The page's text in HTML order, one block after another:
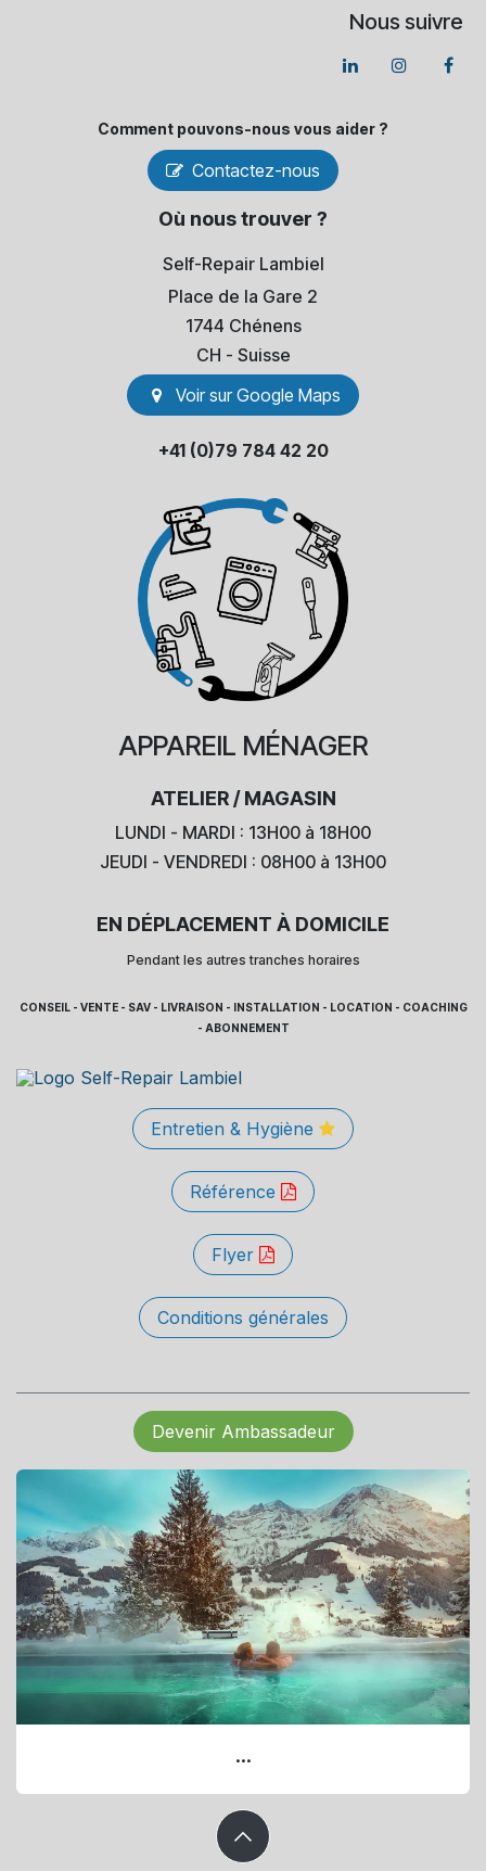
Nous suivre
Comment pouvons-​nous vous aider ?
Contactez-nous
Où nous trouver ?
Self-Repair Lambiel
Place de la Gare 2
1744 Chénens
​CH - Suisse
Voir sur Go​​ogle Maps
+41 (0)79 784 42 20
APPAREIL MÉNAGER
ATELIER / MAGASIN
LUNDI - MARDI : 13H00 à 18H00
JEUDI - VENDREDI : 08H00 à 13H00
EN DÉPLACEMENT À DOMICILE
Pendant les autres tranches horaires
CONSEIL - VENTE - SAV - LIVRAISON - INSTALLATION - LOCATION - COACHING
- ABONNEMENT
Entretien & Hygiène
Référence
Flyer
Conditions générales
Devenir Ambassadeur
...